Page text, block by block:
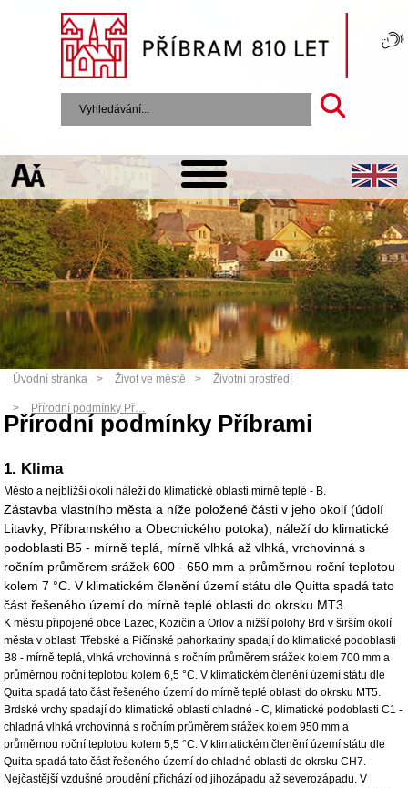
Úvodní stránka Život ve městě Životní prostředí
Přírodní podmínky Př…
Přírodní podmínky Příbrami
1. Klima
Město a nejbližší okolí náleží do klimatické oblasti mírně teplé - B.
Zástavba vlastního města a níže položené části v jeho okolí (údolí
Litavky, Příbramského a Obecnického potoka), náleží do klimatické
podoblasti B5 - mírně teplá, mírně vlhká až vlhká, vrchovinná s
ročním průměrem srážek 600 - 650 mm a průměrnou roční teplotou
kolem 7 °C. V klimatickém členění území státu dle Quitta spadá tato
část řešeného území do mírně teplé oblasti do okrsku MT3.
K městu připojené obce Lazec, Kozičín a Orlov a nižší polohy Brd v širším okolí
města v oblasti Třebské a Pičínské pahorkatiny spadají do klimatické podoblasti
B8 - mírně teplá, vlhká vrchovinná s ročním průměrem srážek kolem 700 mm a
průměrnou roční teplotou kolem 6,5 °C. V klimatickém členění území státu dle
Quitta spadá tato část řešeného území do mírně teplé oblasti do okrsku MT5.
Brdské vrchy spadají do klimatické oblasti chladné - C, klimatické podoblasti C1 -
chladná vlhká vrchovinná s ročním průměrem srážek kolem 950 mm a
průměrnou roční teplotou kolem 5,5 °C. V klimatickém členění území státu dle
Quitta spadá tato část řešeného území do chladné oblasti do okrsku CH7.
Nejčastější vzdušné proudění přichází od jihozápadu až severozápadu. V